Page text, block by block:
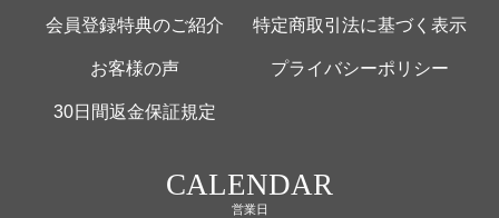
会員登録特典のご紹介 特定商取引法に基づく表示
お客様の声 プライバシーポリシー
30日間返金保証規定
CALENDAR
営業日